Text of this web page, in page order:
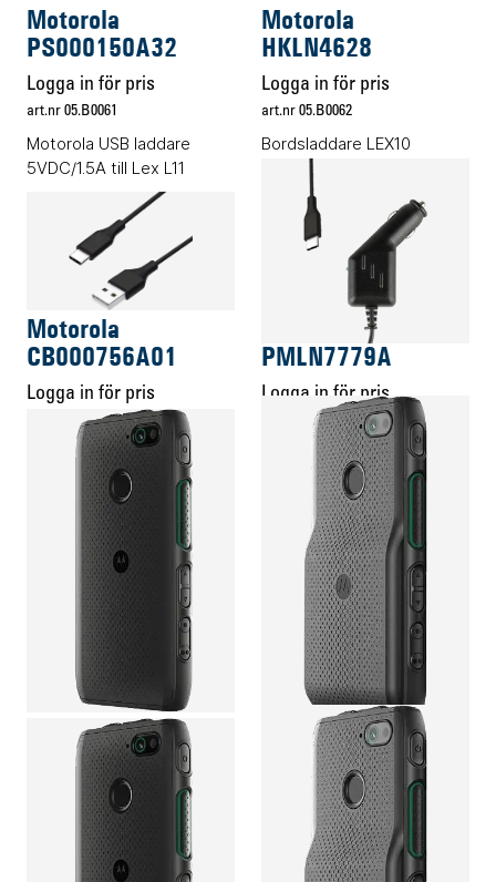
Motorola
PS000150A32
Logga in för pris
art.nr 05.B0061
Motorola USB laddare
5VDC/1.5A till Lex L11
Motorola
HKLN4628
Logga in för pris
art.nr 05.B0062
Bordsladdare LEX10
Energitillbehör
Motorola
CB000756A01
Logga in för pris
art.nr 05.B0064
Motorola Lex L11
laddningskabel USB-C
Energitillbehör
PMLN7779A
Logga in för pris
art.nr 05.B0905
Motorola LEX L11 bil laddare
Energitillbehör
Motorola
PMNN4545A
Logga in för pris
art.nr 05.B2944
Motorola Lex L11
standardbatteri 2500T
Energitillbehör
Motorola
PMNN4546A
Logga in för pris
art.nr 05.B2945
Motorola Lex L11
standardbatteri 5000T